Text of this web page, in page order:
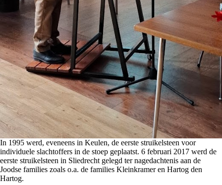
In 1995 werd, eveneens in Keulen, de eerste struikelsteen voor
individuele slachtoffers in de stoep geplaatst. 6 februari 2017 werd de
eerste struikelsteen in Sliedrecht gelegd ter nagedachtenis aan de
Joodse families zoals o.a. de families Kleinkramer en Hartog den
Hartog.